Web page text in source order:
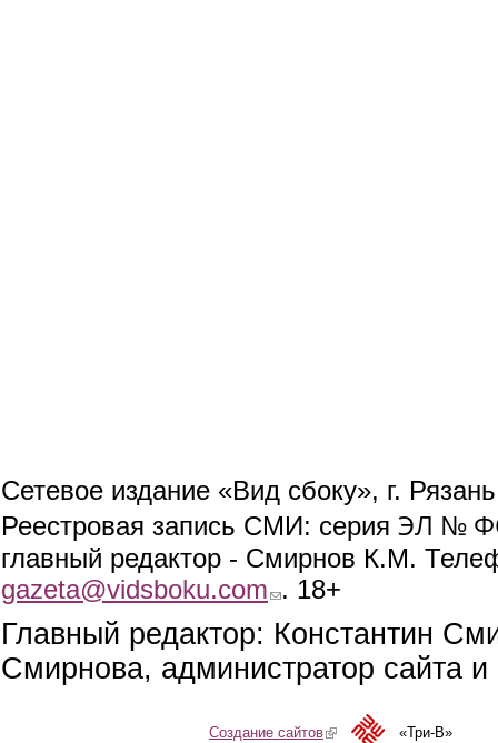
Сетевое издание «Вид сбоку», г.
Реестровая запись СМИ: серия ЭЛ №
главный редактор - Смирнов К.М.
gazeta@vidsboku.com (link sends e-mail)
. 18+
Главный редактор: Константин
Смирнова, администратор сайта
Создание сайтов(link is external)«Три-В»